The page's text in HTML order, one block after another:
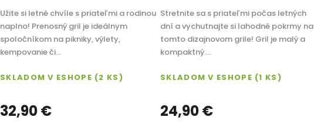
Užite si letné chvíle s priateľmi a rodinou
naplno! Prenosný gril je ideálnym
spoločníkom na pikniky, výlety,
kempovanie či...
SKLADOM V ESHOPE (2 KS)
32,90 €
Stretnite sa s priateľmi počas letných
dní a vychutnajte si lahodné pokrmy na
tomto dizajnovom grile! Gril je malý a
kompaktný....
SKLADOM V ESHOPE (1 KS)
24,90 €